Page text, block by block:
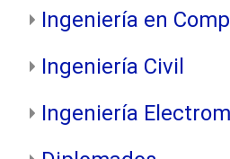
Ingeniería en
Ingeniería Civil
Ingeniería